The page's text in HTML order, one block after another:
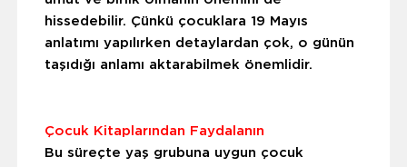
hissedebilir. Çünkü çocuklara 19 Mayıs
anlatımı yapılırken detaylardan çok, o günün
taşıdığı anlamı aktarabilmek önemlidir.
Çocuk Kitaplarından Faydalanın
Bu süreçte yaş grubuna uygun çocuk